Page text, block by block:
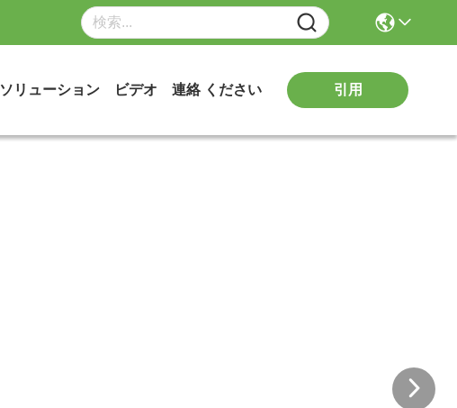
ソリューション ビデオ 連絡 ください 引用